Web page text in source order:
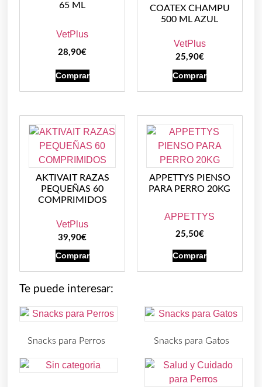
65 ML
VetPlus
28,90€
Comprar
COATEX CHAMPU
500 ML AZUL
VetPlus
25,90€
Comprar
AKTIVAIT RAZAS
PEQUEÑAS 60
COMPRIMIDOS
VetPlus
39,90€
Comprar
APPETTYS PIENSO
PARA PERRO 20KG
APPETTYS
25,50€
Comprar
Te puede interesar:
Snacks para Perros Snacks para Gatos